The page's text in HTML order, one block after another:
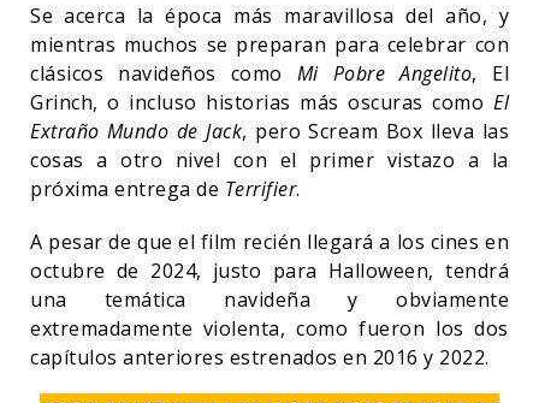
Se acerca la época más maravillosa del año, y
mientras muchos se preparan para celebrar con
clásicos navideños como Mi Pobre Angelito, El
Grinch, o incluso historias más oscuras como El
Extraño Mundo de Jack, pero Scream Box lleva las
cosas a otro nivel con el primer vistazo a la
próxima entrega de Terrifier.
A pesar de que el film recién llegará a los cines en
octubre de 2024, justo para Halloween, tendrá
una temática navideña y obviamente
extremadamente violenta, como fueron los dos
capítulos anteriores estrenados en 2016 y 2022.